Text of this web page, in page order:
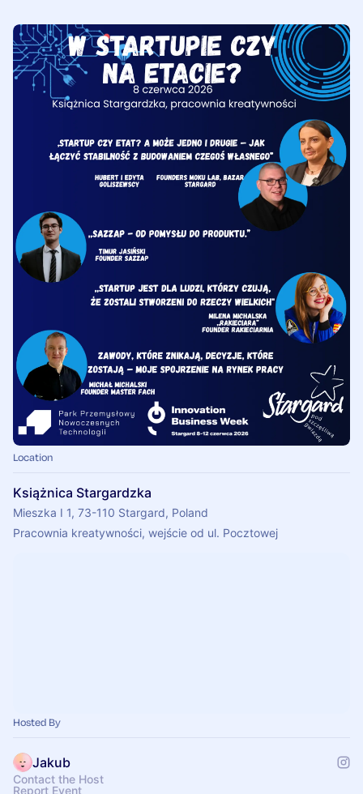
Location
Książnica Stargardzka
Mieszka I 1, 73-110 Stargard, Poland
Pracownia kreatywności, wejście od ul. Pocztowej
Hosted By
Jakub
Contact the Host
Report Event